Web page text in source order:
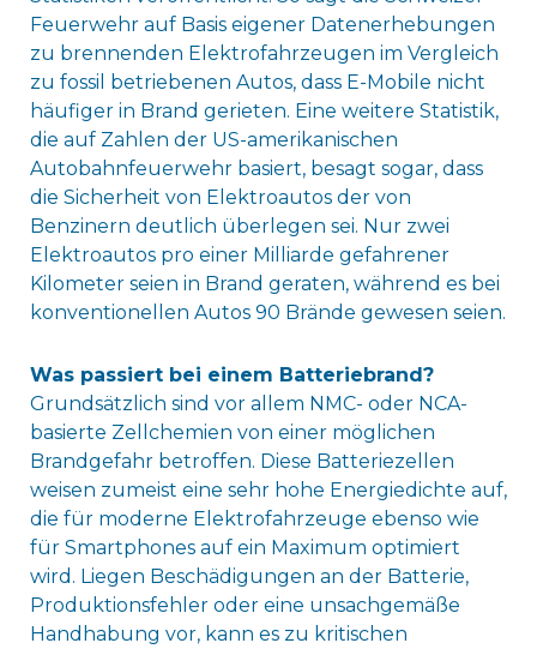
Feuerwehr auf Basis eigener Datenerhebungen
zu brennenden Elektrofahrzeugen im Vergleich
zu fossil betriebenen Autos, dass E-Mobile nicht
häufiger in Brand gerieten. Eine weitere Statistik,
die auf Zahlen der US-amerikanischen
Autobahnfeuerwehr basiert, besagt sogar, dass
die Sicherheit von Elektroautos der von
Benzinern deutlich überlegen sei. Nur zwei
Elektroautos pro einer Milliarde gefahrener
Kilometer seien in Brand geraten, während es bei
konventionellen Autos 90 Brände gewesen seien.
Was passiert bei einem Batteriebrand?
Grundsätzlich sind vor allem NMC- oder NCA-
basierte Zellchemien von einer möglichen
Brandgefahr betroffen. Diese Batteriezellen
weisen zumeist eine sehr hohe Energiedichte auf,
die für moderne Elektrofahrzeuge ebenso wie
für Smartphones auf ein Maximum optimiert
wird. Liegen Beschädigungen an der Batterie,
Produktionsfehler oder eine unsachgemäße
Handhabung vor, kann es zu kritischen